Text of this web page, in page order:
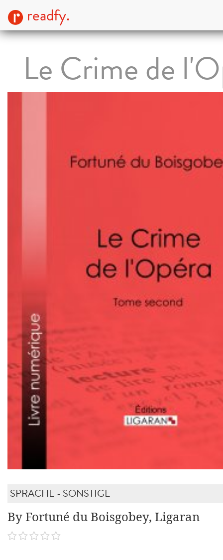
readfy.
Le Crime de
SPRACHE - SONSTIGE
By Fortuné du Boisgobey, Ligaran